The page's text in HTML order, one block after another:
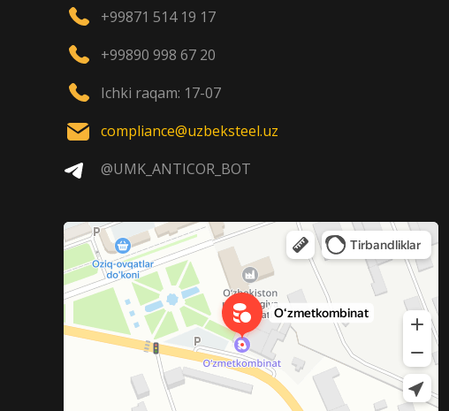
+99871 514 19 17
+99890 998 67 20
Ichki raqam: 17-07
compliance@uzbeksteel.uz
@UMK_ANTICOR_BOT